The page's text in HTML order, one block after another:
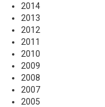
2014
2013
2012
2011
2010
2009
2008
2007
2005